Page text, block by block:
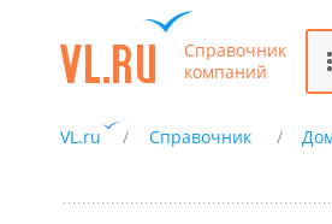
Справочник
компаний
VL.ru Справочник